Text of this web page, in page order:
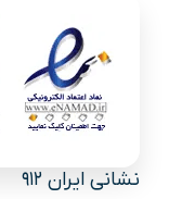
نشانی ایران 912